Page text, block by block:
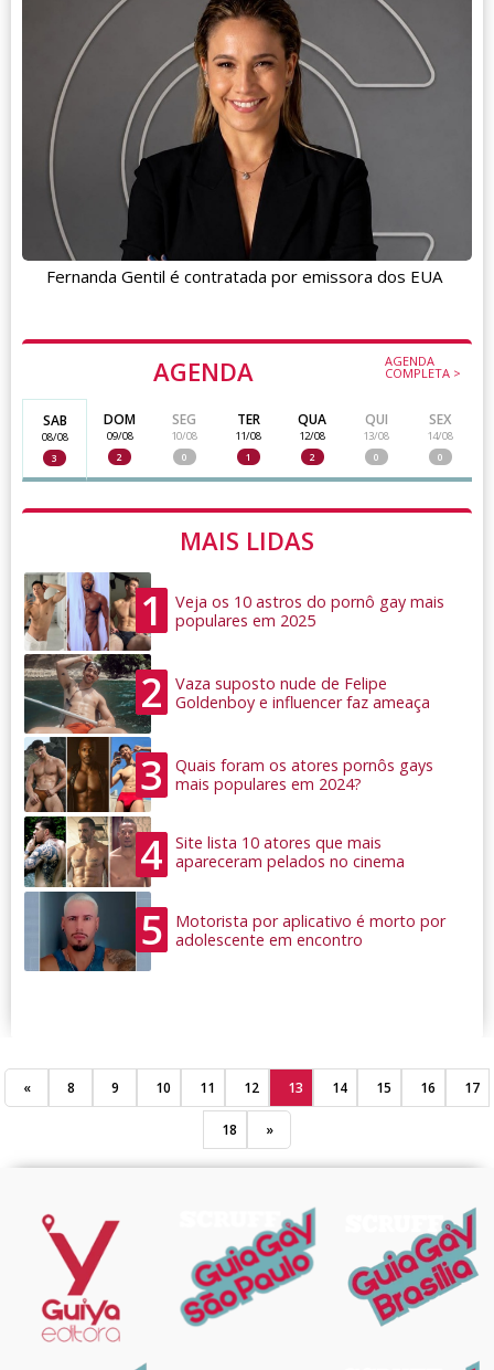
Fernanda Gentil é contratada por emissora dos EUA
AGENDA AGENDA
COMPLETA >
SAB
08/08
3
DOM
09/08
2
SEG
10/08
0
TER
11/08
1
QUA
12/08
2
QUI
13/08
0
SEX
14/08
0
MAIS LIDAS
1
Veja os 10 astros do pornô gay mais
populares em 2025
2
Vaza suposto nude de Felipe
Goldenboy e influencer faz ameaça
3
Quais foram os atores pornôs gays
mais populares em 2024?
4
Site lista 10 atores que mais
apareceram pelados no cinema
5
Motorista por aplicativo é morto por
adolescente em encontro
« 8 9 10 11 12 13 14 15 16 17
18 »